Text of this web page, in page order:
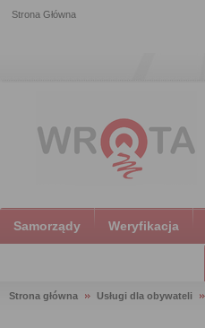
Strona Główna
Samorządy Weryfikacja
Strona główna Usługi dla obywateli